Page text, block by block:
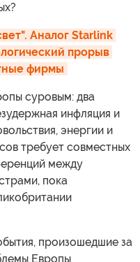
Аналог Starlink
прорыв
фирмы
суровым: два
инфляция и
энергии и
требует совместных
между
пока
произошедшие за
Европы